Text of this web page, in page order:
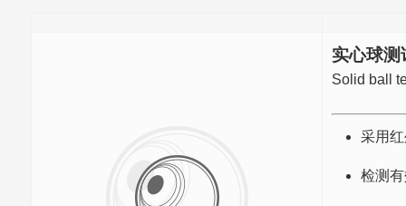
实心球测
Solid ball
采用
检测